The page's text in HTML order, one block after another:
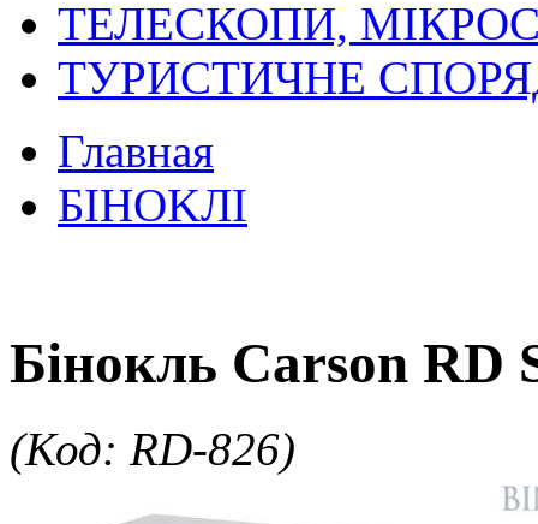
ТЕЛЕСКОПИ,
ТУРИСТИЧНЕ
Главная
БIHOKЛI
Бінокль Carson RD
(Код: RD-826)